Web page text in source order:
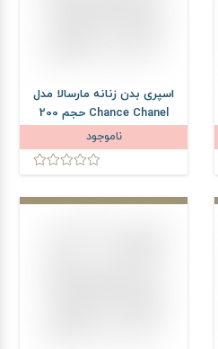
اسپری بدن زنانه مارسالا مدل
Chance Chanel حجم 200
میلی لیتر
ناموجود